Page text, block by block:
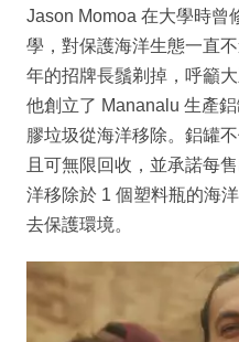
Jason Momoa 在大學時曾
學，對保護海洋生態一直
年的招牌長鬚剃掉，呼籲
他創立了 Mananalu 生產
膠垃圾從海洋移除。鋁罐
且可無限回收，並承諾每
洋移除於 1 個塑料瓶的海
去保護環境。